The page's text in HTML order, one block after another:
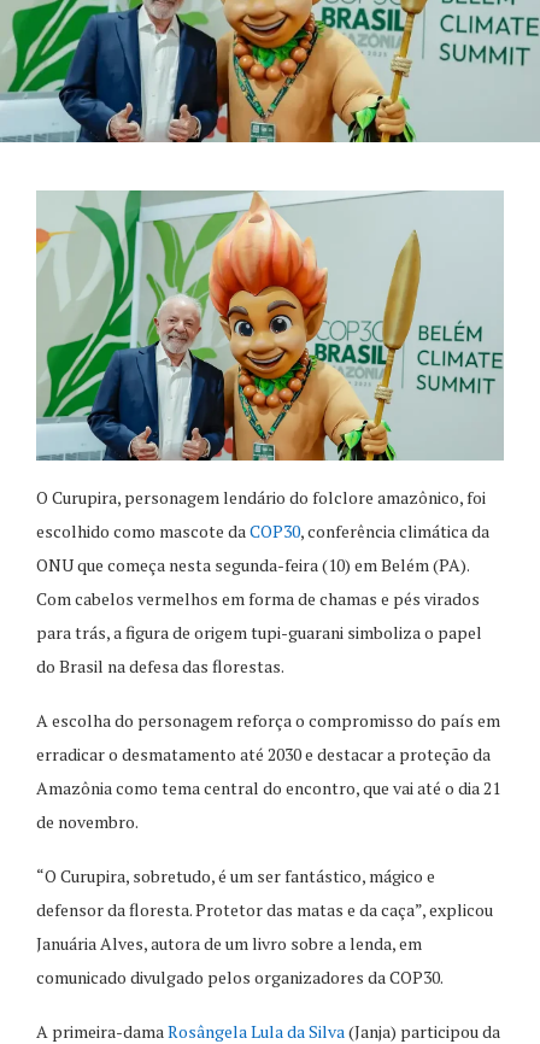
O Curupira, personagem lendário do folclore amazônico, foi
escolhido como mascote da COP30, conferência climática da
ONU que começa nesta segunda-feira (10) em Belém (PA).
Com cabelos vermelhos em forma de chamas e pés virados
para trás, a figura de origem tupi-guarani simboliza o papel
do Brasil na defesa das florestas.
A escolha do personagem reforça o compromisso do país em
erradicar o desmatamento até 2030 e destacar a proteção da
Amazônia como tema central do encontro, que vai até o dia 21
de novembro.
“O Curupira, sobretudo, é um ser fantástico, mágico e
defensor da floresta. Protetor das matas e da caça”, explicou
Januária Alves, autora de um livro sobre a lenda, em
comunicado divulgado pelos organizadores da COP30.
A primeira-dama Rosângela Lula da Silva (Janja) participou da